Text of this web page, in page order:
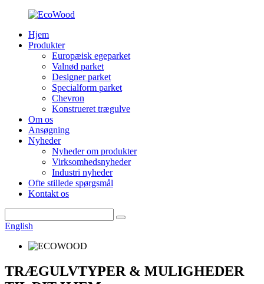
Hjem
Produkter
Europæisk egeparket
Valnød parket
Designer parket
Specialform parket
Chevron
Konstrueret trægulve
Om os
Ansøgning
Nyheder
Nyheder om produkter
Virksomhedsnyheder
Industri nyheder
Ofte stillede spørgsmål
Kontakt os
English
TRÆGULVTYPER & MULIGHEDER